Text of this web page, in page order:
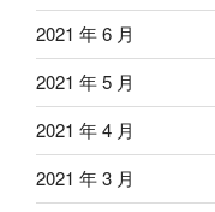
2021 年 6 月
2021 年 5 月
2021 年 4 月
2021 年 3 月